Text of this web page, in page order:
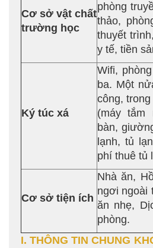
Cơ sở vật chất
trường học
phòng
thảo,
thuyết
y tế, tiền
Ký túc xá
Wifi,
ba. Một
công,
(máy tắm
bàn,
lạnh, tủ
phí thuê tủ
Cơ sở tiện ích
Nhà ăn,
ngơi ngoài
ăn nhẹ,
phòng.
I. THÔNG TIN CHUNG